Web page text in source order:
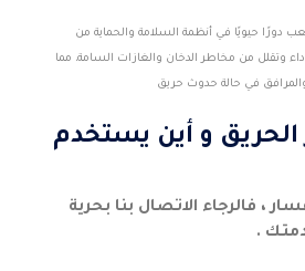
دورًا حيويًا في أنظمة السلامة والحماية من
وتقلل من مخاطر الدخان والغازات السامة، مما
الحريق و أين يستخدم
، فالرجاء الاتصال بنا بحرية
.